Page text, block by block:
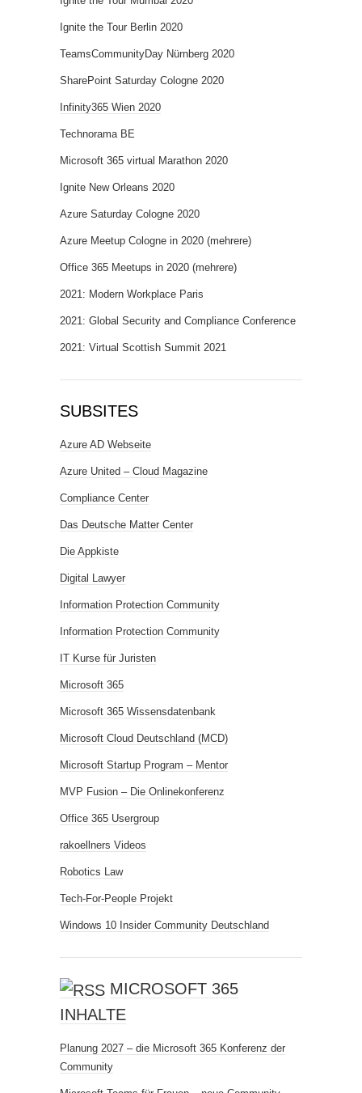
Ignite the Tour Berlin 2020
TeamsCommunityDay Nürnberg 2020
SharePoint Saturday Cologne 2020
Infinity365 Wien 2020
Technorama BE
Microsoft 365 virtual Marathon 2020
Ignite New Orleans 2020
Azure Saturday Cologne 2020
Azure Meetup Cologne in 2020 (mehrere)
Office 365 Meetups in 2020 (mehrere)
2021: Modern Workplace Paris
2021: Global Security and Compliance Conference
2021: Virtual Scottish Summit 2021
SUBSITES
Azure AD Webseite
Azure United – Cloud Magazine
Compliance Center
Das Deutsche Matter Center
Die Appkiste
Digital Lawyer
Information Protection Community
Information Protection Community
IT Kurse für Juristen
Microsoft 365
Microsoft 365 Wissensdatenbank
Microsoft Cloud Deutschland (MCD)
Microsoft Startup Program – Mentor
MVP Fusion – Die Onlinekonferenz
Office 365 Usergroup
rakoellners Videos
Robotics Law
Tech-For-People Projekt
Windows 10 Insider Community Deutschland
MICROSOFT 365
INHALTE
Planung 2027 – die Microsoft 365 Konferenz der
Community